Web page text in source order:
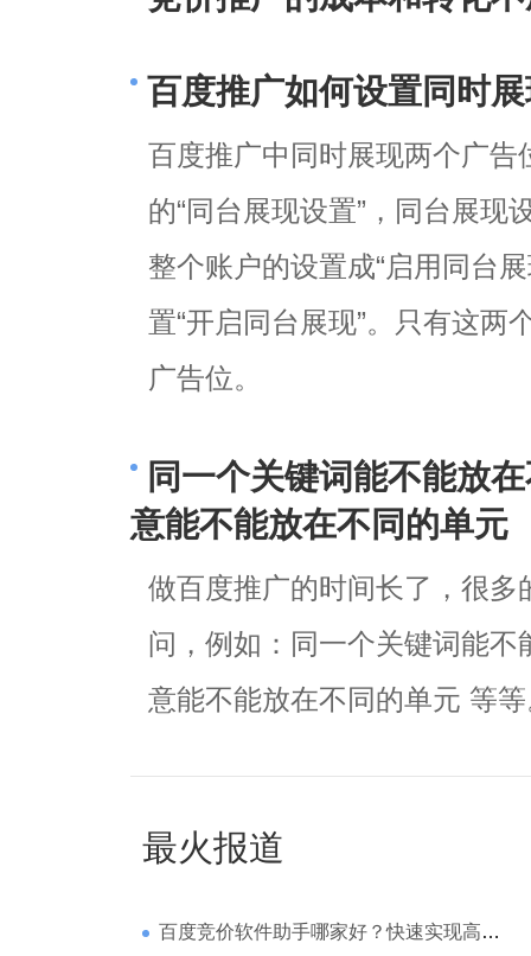
百度推广如何设置同时
百度推广中同时展现两个广
的“同台展现设置”，同台展现
整个账户的设置成“启用同台
置“开启同台展现”。只有这两
广告位。
同一个关键词能不能放
意能不能放在不同的单元
做百度推广的时间长了，很
问，例如：同一个关键词能
意能不能放在不同的单元 等
最火报道
百度竞价软件助手哪家好？快速实现高回报哪家强？